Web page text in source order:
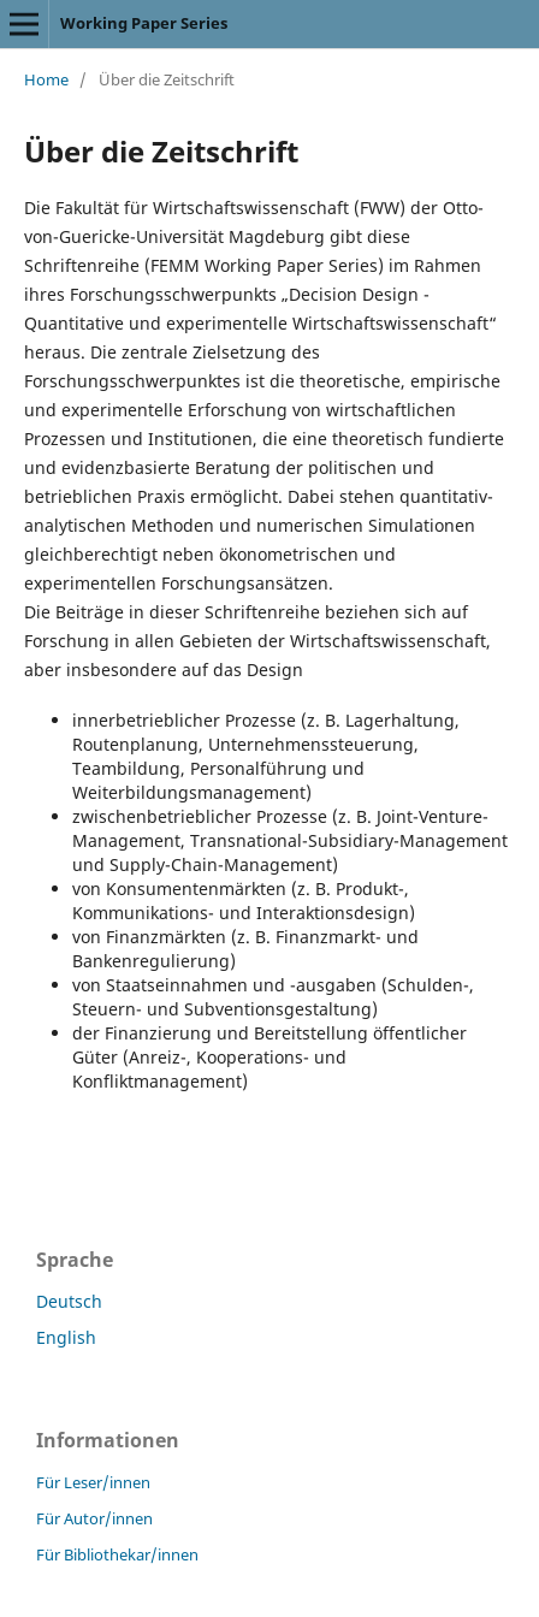
Working Paper Series
Home / Über die Zeitschrift
Über die Zeitschrift
Die Fakultät für Wirtschaftswissenschaft (FWW) der Otto-
von-Guericke-Universität Magdeburg gibt diese
Schriftenreihe (FEMM Working Paper Series) im Rahmen
ihres Forschungsschwerpunkts „Decision Design -
Quantitative und experimentelle Wirtschaftswissenschaft“
heraus. Die zentrale Zielsetzung des
Forschungsschwerpunktes ist die theoretische, empirische
und experimentelle Erforschung von wirtschaftlichen
Prozessen und Institutionen, die eine theoretisch fundierte
und evidenzbasierte Beratung der politischen und
betrieblichen Praxis ermöglicht. Dabei stehen quantitativ-
analytischen Methoden und numerischen Simulationen
gleichberechtigt neben ökonometrischen und
experimentellen Forschungsansätzen.
Die Beiträge in dieser Schriftenreihe beziehen sich auf
Forschung in allen Gebieten der Wirtschaftswissenschaft,
aber insbesondere auf das Design
innerbetrieblicher Prozesse (z. B. Lagerhaltung,
Routenplanung, Unternehmenssteuerung,
Teambildung, Personalführung und
Weiterbildungsmanagement)
zwischenbetrieblicher Prozesse (z. B. Joint-Venture-
Management, Transnational-Subsidiary-Management
und Supply-Chain-Management)
von Konsumentenmärkten (z. B. Produkt-,
Kommunikations- und Interaktionsdesign)
von Finanzmärkten (z. B. Finanzmarkt- und
Bankenregulierung)
von Staatseinnahmen und -ausgaben (Schulden-,
Steuern- und Subventionsgestaltung)
der Finanzierung und Bereitstellung öffentlicher
Güter (Anreiz-, Kooperations- und
Konfliktmanagement)
Sprache
Deutsch
English
Informationen
Für Leser/innen
Für Autor/innen
Für Bibliothekar/innen